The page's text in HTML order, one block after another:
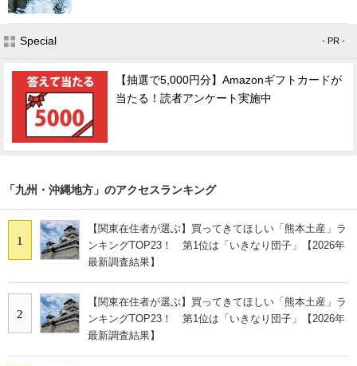
Special - PR -
【抽選で5,000円分】Amazonギフトカードが
当たる！読者アンケート実施中
「九州・沖縄地方」のアクセスランキング
1
【関東在住者が選ぶ】買ってきてほしい「熊本土産」ラ
ンキングTOP23！ 第1位は「いきなり団子」【2026年
最新調査結果】
2
【関東在住者が選ぶ】買ってきてほしい「熊本土産」ラ
ンキングTOP23！ 第1位は「いきなり団子」【2026年
最新調査結果】